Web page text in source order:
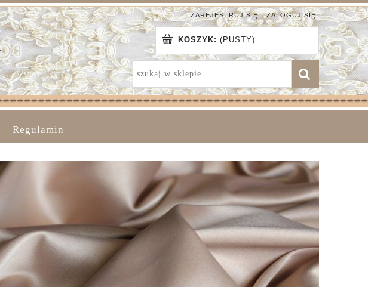
ZAREJESTRUJ SIĘ ZALOGUJ SIĘ
KOSZYK: (PUSTY)
Regulamin